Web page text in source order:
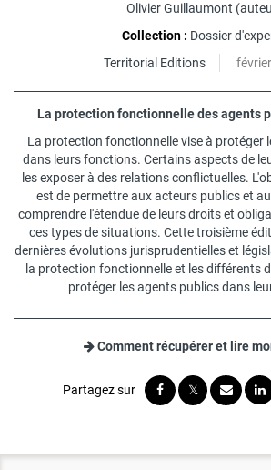
Olivier Guillaumont
Collection : Dossier
Territorial Editions
La protection fonctionnelle des agents
La protection fonctionnelle vise à protéger
dans leurs fonctions. Certains aspects de
les exposer à des relations conflictuelles.
est de permettre aux acteurs publics et
comprendre l'étendue de leurs droits et
ces types de situations. Cette troisième
dernières évolutions jurisprudentielles et
la protection fonctionnelle et les différents
protéger les agents publics dans
Comment récupérer et lire